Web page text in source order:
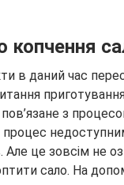
копчення
в даний час
з
Але це зовсім не
сало. На